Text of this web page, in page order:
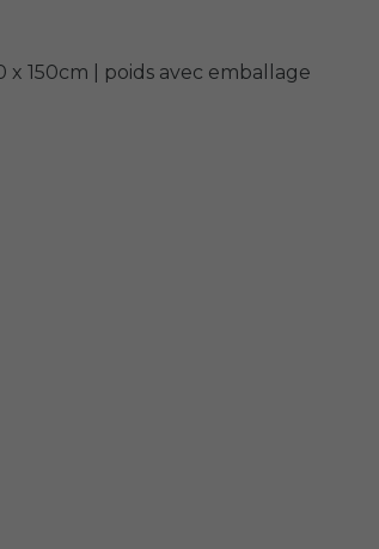
150cm | poids avec emballage